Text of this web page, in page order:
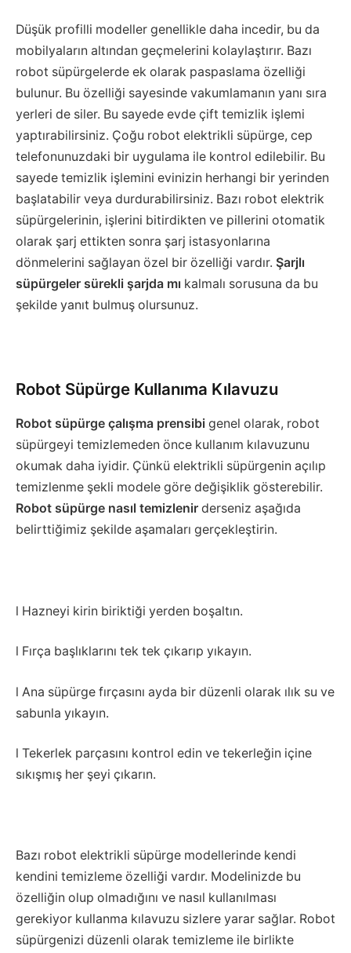
Düşük profilli modeller genellikle daha incedir, bu da
mobilyaların altından geçmelerini kolaylaştırır. Bazı
robot süpürgelerde ek olarak paspaslama özelliği
bulunur. Bu özelliği sayesinde vakumlamanın yanı sıra
yerleri de siler. Bu sayede evde çift temizlik işlemi
yaptırabilirsiniz. Çoğu robot elektrikli süpürge, cep
telefonunuzdaki bir uygulama ile kontrol edilebilir. Bu
sayede temizlik işlemini evinizin herhangi bir yerinden
başlatabilir veya durdurabilirsiniz. Bazı robot elektrik
süpürgelerinin, işlerini bitirdikten ve pillerini otomatik
olarak şarj ettikten sonra şarj istasyonlarına
dönmelerini sağlayan özel bir özelliği vardır. Şarjlı
süpürgeler sürekli şarjda mı kalmalı sorusuna da bu
şekilde yanıt bulmuş olursunuz.
Robot Süpürge Kullanıma Kılavuzu
Robot süpürge çalışma prensibi genel olarak, robot
süpürgeyi temizlemeden önce kullanım kılavuzunu
okumak daha iyidir. Çünkü elektrikli süpürgenin açılıp
temizlenme şekli modele göre değişiklik gösterebilir.
Robot süpürge nasıl temizlenir derseniz aşağıda
belirttiğimiz şekilde aşamaları gerçekleştirin.
l Hazneyi kirin biriktiği yerden boşaltın.
l Fırça başlıklarını tek tek çıkarıp yıkayın.
l Ana süpürge fırçasını ayda bir düzenli olarak ılık su ve
sabunla yıkayın.
l Tekerlek parçasını kontrol edin ve tekerleğin içine
sıkışmış her şeyi çıkarın.
Bazı robot elektrikli süpürge modellerinde kendi
kendini temizleme özelliği vardır. Modelinizde bu
özelliğin olup olmadığını ve nasıl kullanılması
gerekiyor kullanma kılavuzu sizlere yarar sağlar. Robot
süpürgenizi düzenli olarak temizleme ile birlikte